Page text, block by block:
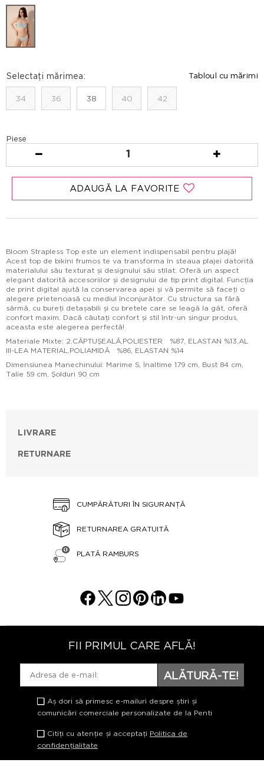
Selectați mărimea: Tabloul cu mărimi
34 36 38 40 42
Piese
1
ADAUGĂ LA FAVORITE
Bloom Strapless Top este un element indispensabil pentru plajă!
Acest top de bikini frumos te va transforma în steaua plajei datorită
materialului său texturat și designului său stilat. Oferă un aspect
elegant datorită accesoriilor și designului de tip print digital. Funcția
de print digital ajută la conservarea apei și vă permite să faceți o
alegere prietenoasă cu mediul înconjurător. Cu structura sa fără
sârmă, cu bureți detașabili și cu bretele care se leagă la gât, oferă
confort maxim. Dacă căutați confort și stil într-un singur produs,
aceasta este alegerea perfectă!
Materiale Mixte: 2.CĂPTUŞEALĂ,POLIESTER %87, ELASTAN %13,AL
III-LEA MATERIAL,POLIAMIDĂ %86, ELASTAN %14
Dimensiunea Manechinului: Marime S, İnaltime 179 cm, Bust 84 cm,
Talie 59 cm, Şolduri 90 cm
LIVRARE
RETURNARE
CUMPĂRĂTURI ÎN SIGURANȚĂ
RETURNAREA GRATUITĂ
PLATĂ RAMBURS
FII PRIMUL CARE AFLĂ!
ALĂTURĂ-TE!
Aș dori să primesc e-mailuri despre știri și
comunicări comerciale personalizate de la Penti
Citiți cu atenție și acceptați Politica de
confidențialitate